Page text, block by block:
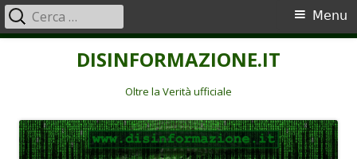
DISINFORMAZIONE.IT
Oltre la Verità ufficiale
Menu
principale
Menu
Ricerca
per: